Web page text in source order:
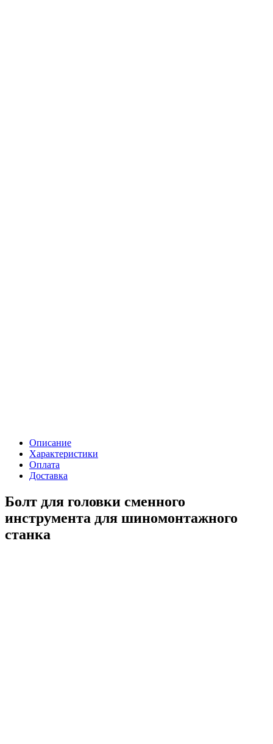
Описание
Характеристики
Оплата
Доставка
Болт для головки сменного
инструмента для шиномонтажного
станка